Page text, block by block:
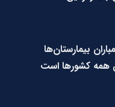
بیمارستان‌ها
همه کشورها است